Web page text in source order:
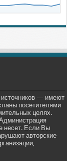
источников — имеют
посетителями
целях.
несет. Если Вы
авторские